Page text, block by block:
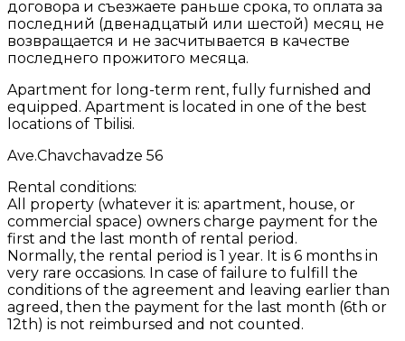
договора и съезжаете раньше срока, то оплата за
последний (двенадцатый или шестой) месяц не
возвращается и не засчитывается в качестве
последнего прожитого месяца.
Apartment for long-term rent, fully furnished and
equipped. Apartment is located in one of the best
locations of Tbilisi.
Ave.Chavchavadze 56
Rental conditions:
All property (whatever it is: apartment, house, or
commercial space) owners charge payment for the
first and the last month of rental period.
Normally, the rental period is 1 year. It is 6 months in
very rare occasions. In case of failure to fulfill the
conditions of the agreement and leaving earlier than
agreed, then the payment for the last month (6th or
12th) is not reimbursed and not counted.